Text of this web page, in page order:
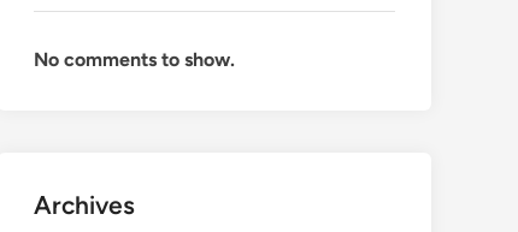
No comments to show.
Archives